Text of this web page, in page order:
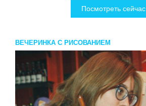
Посмотреть сейчас
ВЕЧЕРИНКА С РИСОВАНИЕМ